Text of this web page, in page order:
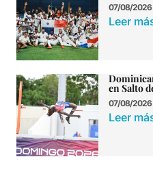
07/08/2026
Leer
en Salto
07/08/2026
Leer